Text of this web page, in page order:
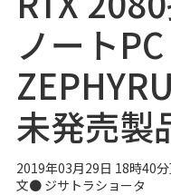
ノート
未発売製
2019年03月29日 18時40
文● ジサトラショータ